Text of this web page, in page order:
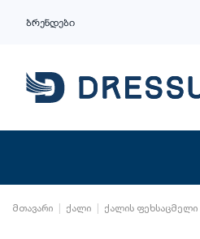
ბრენდები
მთავარი ქალი ქალის ფეხსაცმელი